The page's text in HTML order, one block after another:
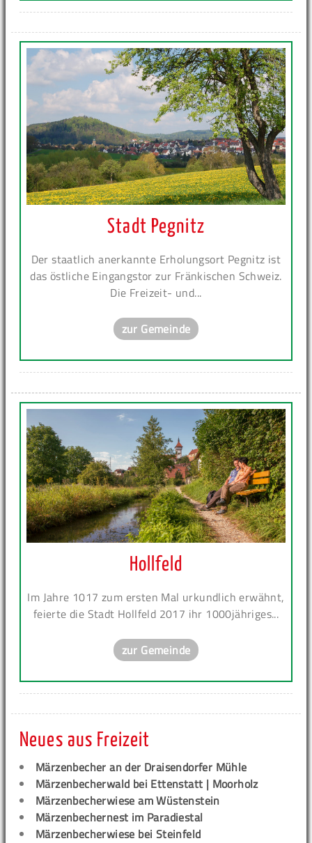
Stadt Pegnitz
Der staatlich anerkannte Erholungsort Pegnitz ist
das östliche Eingangstor zur Fränkischen Schweiz.
Die Freizeit- und...
zur Gemeinde
Hollfeld
Im Jahre 1017 zum ersten Mal urkundlich erwähnt,
feierte die Stadt Hollfeld 2017 ihr 1000jähriges...
zur Gemeinde
Neues aus Freizeit
Märzenbecher an der Draisendorfer Mühle
Märzenbecherwald bei Ettenstatt | Moorholz
Märzenbecherwiese am Wüstenstein
Märzenbechernest im Paradiestal
Märzenbecherwiese bei Steinfeld